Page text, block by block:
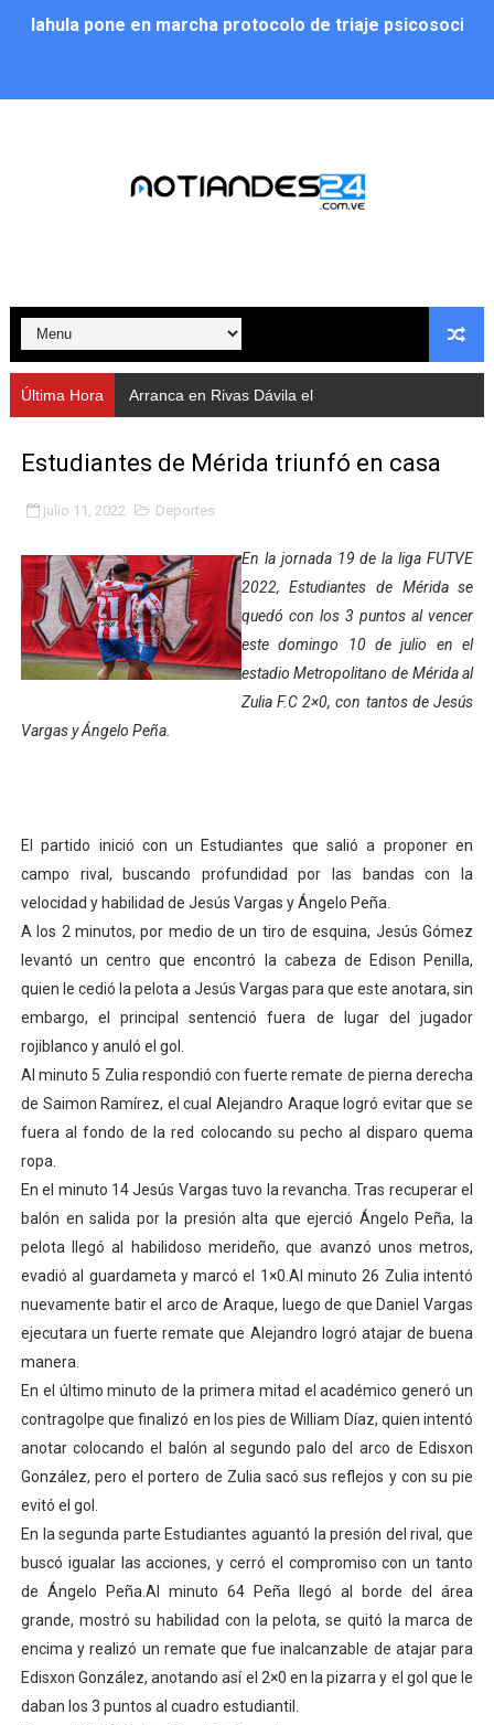
Iahula pone en marcha protocolo de triaje psicosocial
CorpoMérida continúa con ciclos de formación
Balance semestral impulsa inclusión y atención a
Plan Vacacional Comunitario “Ríe 2026” recorre las
Alcaldía del Municipio Libertador realizó una jornada
Fundacite Mérida dicta taller gratuito de electrónica
INN-Mérida celebró el Lacto grado para promover el
Impulsan plan estratégico de seguridad ciudadana
Mérida impulsa desarrollo económico con taller de
Fomficc consolida alianzas e impulsa la economía
Niños de Estudiantes de Mérida sembraron 110
Entregan planta eléctrica para fortalecer la atención
Expertos inspeccionan espacios del OAN para la
Dictan MasterClass en el marco del Encuentro LAGO
Campo Elías avanza con plan de asfaltado
Encuentro estadal fortalece la coordinación de
Gobernador Arnaldo Sánchez apadrina a más de 993
Plan Quirúrgico Regional llega a Pueblo Llano con la
Iaanem graduó a bebés de Mérida en jornada de
Última Hora Arranca en Rivas Dávila el Plan de Renovación de Vocerías
Estudiantes de Mérida triunfó en casa
julio 11, 2022 Deportes
En la jornada 19 de la liga FUTVE
2022, Estudiantes de Mérida se
quedó con los 3 puntos al vencer
este domingo 10 de julio en el
estadio Metropolitano de Mérida al
Zulia F.C 2×0, con tantos de Jesús
Vargas y Ángelo Peña.
El partido inició con un Estudiantes que salió a proponer en
campo rival, buscando profundidad por las bandas con la
velocidad y habilidad de Jesús Vargas y Ángelo Peña.
A los 2 minutos, por medio de un tiro de esquina, Jesús Gómez
levantó un centro que encontró la cabeza de Edison Penilla,
quien le cedió la pelota a Jesús Vargas para que este anotara, sin
embargo, el principal sentenció fuera de lugar del jugador
rojiblanco y anuló el gol.
Al minuto 5 Zulia respondió con fuerte remate de pierna derecha
de Saimon Ramírez, el cual Alejandro Araque logró evitar que se
fuera al fondo de la red colocando su pecho al disparo quema
ropa.
En el minuto 14 Jesús Vargas tuvo la revancha. Tras recuperar el
balón en salida por la presión alta que ejerció Ángelo Peña, la
pelota llegó al habilidoso merideño, que avanzó unos metros,
evadió al guardameta y marcó el 1×0.Al minuto 26 Zulia intentó
nuevamente batir el arco de Araque, luego de que Daniel Vargas
ejecutara un fuerte remate que Alejandro logró atajar de buena
manera.
En el último minuto de la primera mitad el académico generó un
contragolpe que finalizó en los pies de William Díaz, quien intentó
anotar colocando el balón al segundo palo del arco de Edisxon
González, pero el portero de Zulia sacó sus reflejos y con su pie
evitó el gol.
En la segunda parte Estudiantes aguantó la presión del rival, que
buscó igualar las acciones, y cerró el compromiso con un tanto
de Ángelo Peña.Al minuto 64 Peña llegó al borde del área
grande, mostró su habilidad con la pelota, se quitó la marca de
encima y realizó un remate que fue inalcanzable de atajar para
Edisxon González, anotando así el 2×0 en la pizarra y el gol que le
daban los 3 puntos al cuadro estudiantil.